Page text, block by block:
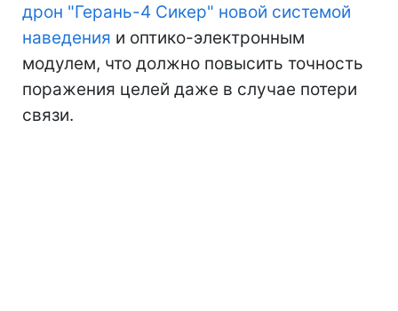
дрон "Герань-4 Сикер" новой системой
наведения и оптико-электронным
модулем, что должно повысить точность
поражения целей даже в случае потери
связи.